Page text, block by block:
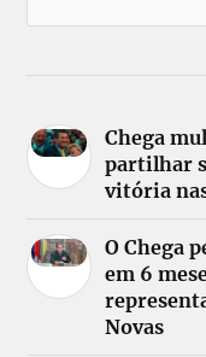
Chega
partilhar
vitória
O Chega
em 6
Novas